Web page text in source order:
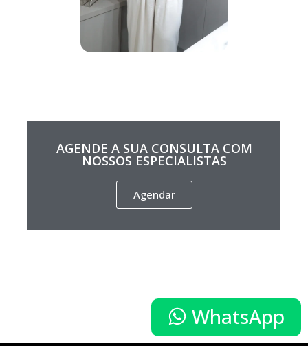
AGENDE A SUA CONSULTA COM
NOSSOS ESPECIALISTAS
Agendar
WhatsApp